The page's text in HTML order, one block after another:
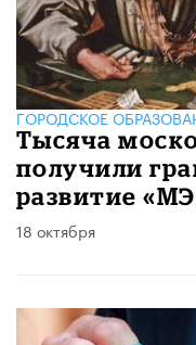
ГОРОДСКОЕ
Тысяча
получили
развитие
18 октября